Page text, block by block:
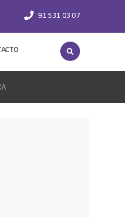
91 531 03 07